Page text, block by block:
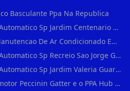
Basculante Ppa Na Republica
Bairros Atendidos Portao Automatico Sp Jardim Centenario Guarulhos Sp Motor Para Portao Automatico Eletronico
Curso Para Instalacao E Manutencao De Ar Condicionado Em Sao Paulo
Bairros Atendidos Portao Automatico Sp Recreio Sao Jorge Guarulhos Sp Motor Para Portao Automatico Eletronico
Bairros Atendidos Portao Automatico Sp Jardim Valeria Guarulhos Sp Motor Para Portao Automatico Eletronico
Qual a diferença entre o motor Peccinin Gatter e o PPA Hub em Vila Romana?